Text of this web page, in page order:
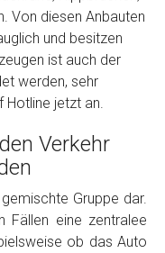
Von diesen Anbauten
und besitzen
ist auch der
werden, sehr
Hotline jetzt an.
Verkehr
Gruppe dar.
Fällen eine zentralee
ob das Auto